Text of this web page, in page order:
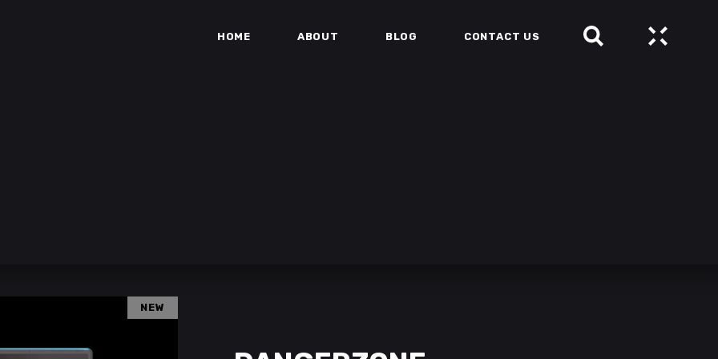
HOME ABOUT BLOG CONTACT US
NEW